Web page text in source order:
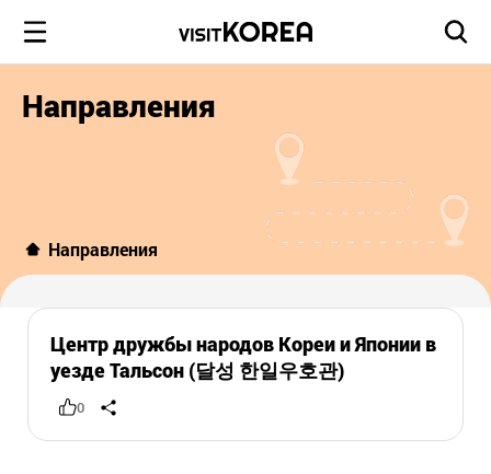
Направления
Направления
Центр дружбы народов Кореи и Японии в
уезде Тальсон (달성 한일우호관)
0